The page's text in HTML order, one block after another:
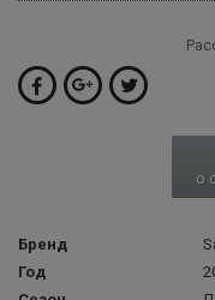
о
Бренд
Год